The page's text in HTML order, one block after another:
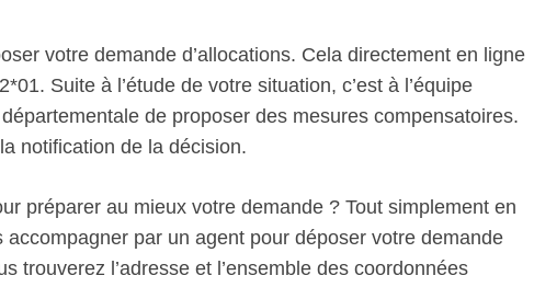
votre demande d’allocations. Cela directement en ligne
Suite à l’étude de votre situation, c’est à l’équipe
de proposer des mesures compensatoires.
notification de la décision.
préparer au mieux votre demande ? Tout simplement en
par un agent pour déposer votre demande
trouverez l’adresse et l’ensemble des coordonnées